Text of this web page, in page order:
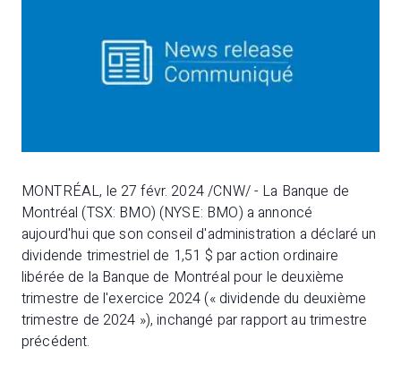
MONTRÉAL, le 27 févr. 2024 /CNW/ - La Banque de
Montréal (TSX: BMO) (NYSE: BMO) a annoncé
aujourd'hui que son conseil d'administration a déclaré un
dividende trimestriel de 1,51 $ par action ordinaire
libérée de la Banque de Montréal pour le deuxième
trimestre de l'exercice 2024 (« dividende du deuxième
trimestre de 2024 »), inchangé par rapport au trimestre
précédent.